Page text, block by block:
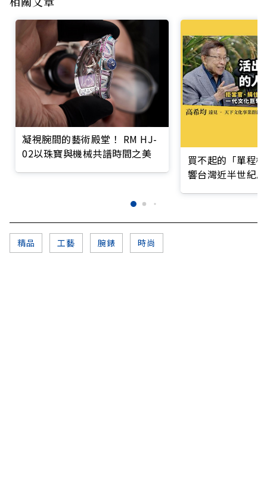
凝視腕間的藝術殿堂！ RM HJ-
02以珠寶與機械共譜時間之美
買不起的「單程
響台灣近半世紀
精品 工藝 腕錶 時尚